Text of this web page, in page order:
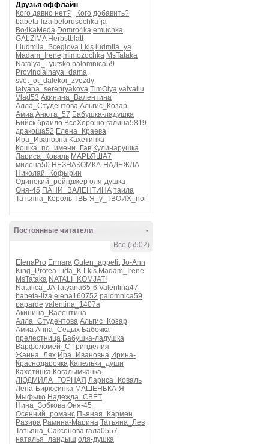
Друзья оффлайн
Кого давно нет?
Кого добавить?
babeta-liza belorusochka-ja
Bo4kaMeda Domro4ka emuchka
GALZIMA Herbstblatt
Liudmila_Sceglova Lkis ludmila_ya
Madam_Irene mimozochka MsTataka
Natalya_Lyutsko palomnica59
Provincialnaya_dama
svet_ot_dalekoi_zvezdy
tatyana_serebryakova TimOlya valvallu
Vlad53 Акинина_Валентина
Алла_Студентова Альгис_Козар
Амиа Анюта_57 Бабушка-ладушка
Бийск браило ВсеХорошо галина5819
дракоша52 Елена_Краева
Ира_Ивановна Кахетинка
Кошка_по_имени_Гав Кулинарушка
Лариса_Коваль МАРЬЯША7
милена50 НЕЗНАКОМКА-НАДЕЖДА
Николай_Кофырин
Одинокий_рейнджер оля-душка
Оня-45 ПАНИ_ВАЛЕНТИНА таила
Татьяна_Король ТВБ Я_у_ТВОИХ_ног
-
Постоянные читатели
Все (5502)
ElenaPro Ermara Guten_appetit Jo-Ann
King_Protea Lida_K Lkis Madam_Irene
MsTataka NATALI_KOMJATI
Natalica_JA Tatyana65-6 Valentina47
babeta-liza elena160752 palomnica59
paparde valentina_1407a
Акинина_Валентина
Алла_Студентова Альгис_Козар
Амиа Анна_Седых Бабочка-
прелестница Бабушка-ладушка
Варфоломей_С Гринделия
Жанна_Лях Ира_Ивановна Ирина-
Краснодарочка Капельки_души
Кахетинка Когалымчанка
ЛЮДМИЛА_ГОРНАЯ Лариса_Коваль
Лена-Бирюсинка МАШЕНЬКА-Я
Мыфыко Надежда_СВЕТ
Нина_Зобкова Оня-45
Осенний_романс Пьяная_Кармен
Разира Рамина-Марина Татьяна_Лев
Татьяна_Саксонова гала0557
наталья_ландыш оля-душка